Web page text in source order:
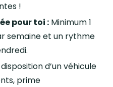
!
pour toi : Minimum 1
semaine et un rythme
d’un véhicule
prime